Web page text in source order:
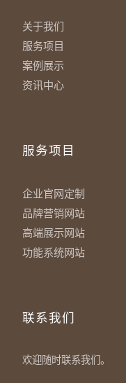
关于我们
服务项目
案例展示
资讯中心
服务项目
企业官网定制
品牌营销网站
高端展示网站
功能系统网站
联系我们
欢迎随时联系我们。